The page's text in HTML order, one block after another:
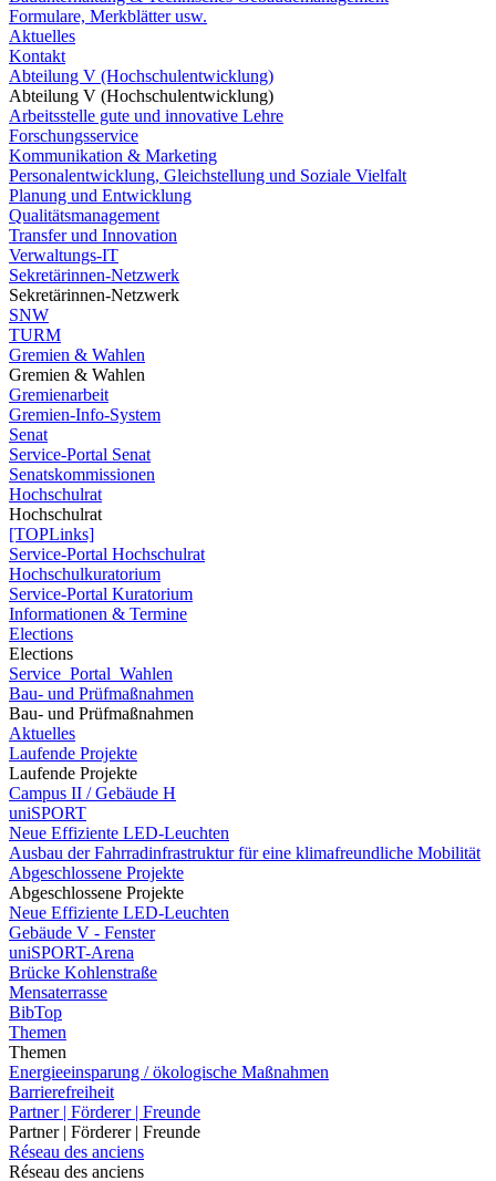
Formulare, Merkblätter usw.
Aktuelles
Kontakt
Abteilung V (Hochschulentwicklung)
Abteilung V (Hochschulentwicklung)
Arbeitsstelle gute und innovative Lehre
Forschungsservice
Kommunikation & Marketing
Personalentwicklung, Gleichstellung und Soziale Vielfalt
Planung und Entwicklung
Qualitätsmanagement
Transfer und Innovation
Verwaltungs-IT
Sekretärinnen-Netzwerk
Sekretärinnen-Netzwerk
SNW
TURM
Gremien & Wahlen
Gremien & Wahlen
Gremienarbeit
Gremien-Info-System
Senat
Service-Portal Senat
Senatskommissionen
Hochschulrat
Hochschulrat
[TOPLinks]
Service-Portal Hochschulrat
Hochschulkuratorium
Service-Portal Kuratorium
Informationen & Termine
Elections
Elections
Service_Portal_Wahlen
Bau- und Prüfmaßnahmen
Bau- und Prüfmaßnahmen
Aktuelles
Laufende Projekte
Laufende Projekte
Campus II / Gebäude H
uniSPORT
Neue Effiziente LED-Leuchten
Ausbau der Fahrradinfrastruktur für eine klimafreundliche Mobilität
Abgeschlossene Projekte
Abgeschlossene Projekte
Neue Effiziente LED-Leuchten
Gebäude V - Fenster
uniSPORT-Arena
Brücke Kohlenstraße
Mensaterrasse
BibTop
Themen
Themen
Energieeinsparung / ökologische Maßnahmen
Barrierefreiheit
Partner | Förderer | Freunde
Partner | Förderer | Freunde
Réseau des anciens
Réseau des anciens